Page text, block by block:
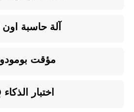
آلة حاسبة اون
مؤقت
اختبار الذكاء IQ